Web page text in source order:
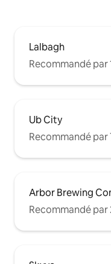
Lalbagh
Recommandé
Ub City
Recommandé
Arbor Brewing
Recommandé